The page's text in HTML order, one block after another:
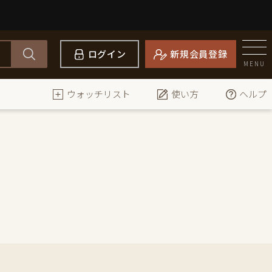
ログイン 新規会員登録
MENU
ウォッチリスト 使い方 ヘルプ